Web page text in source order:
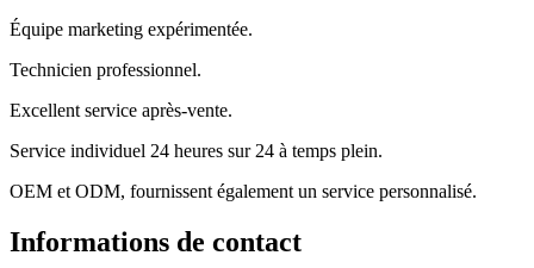
Équipe marketing expérimentée.
Technicien professionnel.
Excellent service après-vente.
Service individuel 24 heures sur 24 à temps plein.
OEM et ODM, fournissent également un service personnalisé.
Informations de contact